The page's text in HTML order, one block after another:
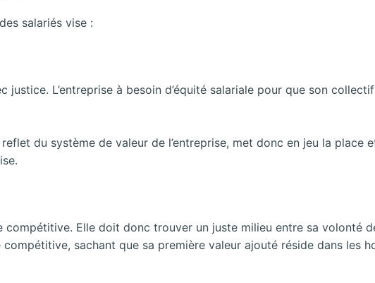
salariés vise :
justice. L’entreprise à besoin d’équité salariale pour que son
du système de valeur de l’entreprise, met donc en jeu la place
compétitive. Elle doit donc trouver un juste milieu entre sa volonté
sachant que sa première valeur ajouté réside dans les